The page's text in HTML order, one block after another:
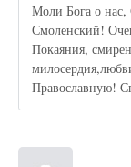
Моли Бога о нас,
Смоленский!
Покаяния,
Православную!